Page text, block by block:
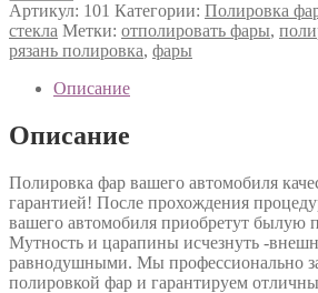
Артикул: 101 Категории: Полировка
стекла Метки: отполировать фары,
рязань полировка, фары
Описание
Описание
Полировка фар вашего автомобиля
гарантией! После прохождения
вашего автомобиля приобретут былую
Мутность и царапины исчезнуть -
равнодушными. Мы профессионально
полировкой фар и гарантируем